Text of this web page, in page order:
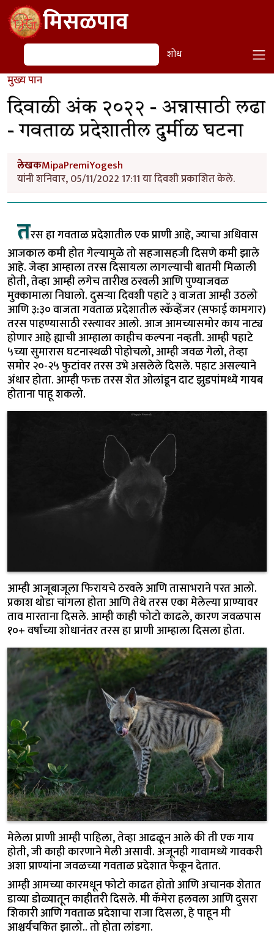
Skip to main contentमिसळपाव
शोध शोध
मुख्य पान
दिवाळी अंक २०२२ - अन्नासाठी लढा
- गवताळ प्रदेशातील दुर्मीळ घटना
लेखकMipaPremiYogesh
यांनी शनिवार, 05/11/2022 17:11 या दिवशी प्रकाशित केले.
तरस हा गवताळ प्रदेशातील एक प्राणी आहे, ज्याचा अधिवास
आजकाल कमी होत गेल्यामुळे तो सहजासहजी दिसणे कमी झाले
आहे. जेव्हा आम्हाला तरस दिसायला लागल्याची बातमी मिळाली
होती, तेव्हा आम्ही लगेच तारीख ठरवली आणि पुण्याजवळ
मुक्कामाला निघालो. दुसऱ्या दिवशी पहाटे ३ वाजता आम्ही उठलो
आणि ३:३० वाजता गवताळ प्रदेशातील स्कॅव्हेंजर (सफाई कामगार)
तरस पाहण्यासाठी रस्त्यावर आलो. आज आमच्यासमोर काय नाट्य
होणार आहे ह्याची आम्हाला काहीच कल्पना नव्हती. आम्ही पहाटे
५च्या सुमारास घटनास्थळी पोहोचलो, आम्ही जवळ गेलो, तेव्हा
समोर २०-२५ फुटांवर तरस उभे असलेले दिसले. पहाट असल्याने
अंधार होता. आम्ही फक्त तरस शेत ओलांडून दाट झुडपांमध्ये गायब
होताना पाहू शकलो.
आम्ही आजूबाजूला फिरायचे ठरवले आणि तासाभराने परत आलो.
प्रकाश थोडा चांगला होता आणि तेथे तरस एका मेलेल्या प्राण्यावर
ताव मारताना दिसले. आम्ही काही फोटो काढले, कारण जवळपास
१०+ वर्षांच्या शोधानंतर तरस हा प्राणी आम्हाला दिसला होता.
मेलेला प्राणी आम्ही पाहिला, तेव्हा आढळून आले की ती एक गाय
होती, जी काही कारणाने मेली असावी. अजूनही गावामध्ये गावकरी
अशा प्राण्यांना जवळच्या गवताळ प्रदेशात फेकून देतात.
आम्ही आमच्या कारमधून फोटो काढत होतो आणि अचानक शेतात
डाव्या डोळ्यातून काहीतरी दिसले. मी कॅमेरा हलवला आणि दुसरा
शिकारी आणि गवताळ प्रदेशाचा राजा दिसला, हे पाहून मी
आश्चर्यचकित झालो.. तो होता लांडगा.